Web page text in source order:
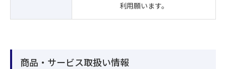
利用願います。
商品・サービス取扱い情報